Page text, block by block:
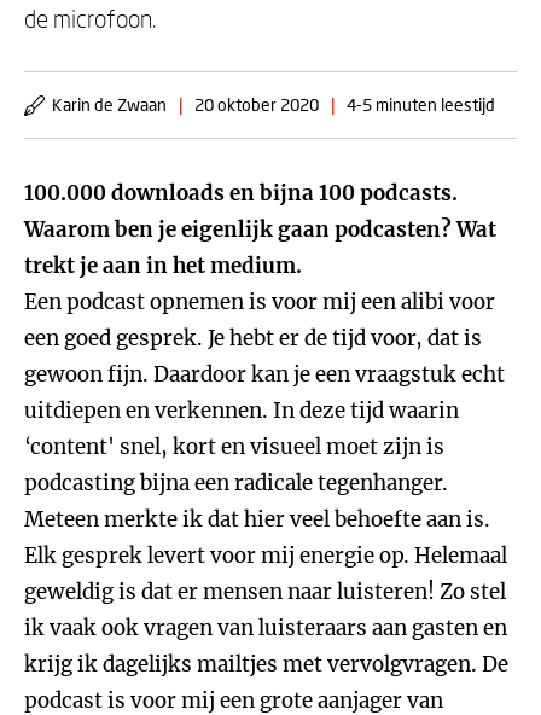
de microfoon.
Karin de Zwaan | 20 oktober 2020 | 4-5 minuten leestijd
100.000 downloads en bijna 100 podcasts.
Waarom ben je eigenlijk gaan podcasten? Wat
trekt je aan in het medium.
Een podcast opnemen is voor mij een alibi voor
een goed gesprek. Je hebt er de tijd voor, dat is
gewoon fijn. Daardoor kan je een vraagstuk echt
uitdiepen en verkennen. In deze tijd waarin
‘content' snel, kort en visueel moet zijn is
podcasting bijna een radicale tegenhanger.
Meteen merkte ik dat hier veel behoefte aan is.
Elk gesprek levert voor mij energie op. Helemaal
geweldig is dat er mensen naar luisteren! Zo stel
ik vaak ook vragen van luisteraars aan gasten en
krijg ik dagelijks mailtjes met vervolgvragen. De
podcast is voor mij een grote aanjager van